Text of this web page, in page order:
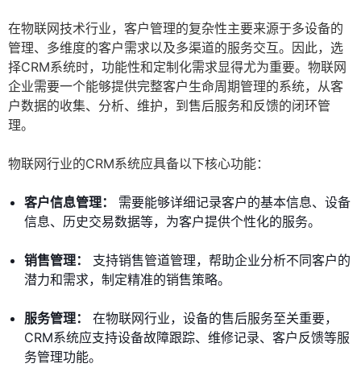
在物联网技术行业，客户管理的复杂性主要来源于多设备的
管理、多维度的客户需求以及多渠道的服务交互。因此，选
择CRM系统时，功能性和定制化需求显得尤为重要。物联网
企业需要一个能够提供完整客户生命周期管理的系统，从客
户数据的收集、分析、维护，到售后服务和反馈的闭环管
理。
物联网行业的CRM系统应具备以下核心功能：
客户信息管理：
需要能够详细记录客户的基本信息、设备
信息、历史交易数据等，为客户提供个性化的服务。
销售管理：
支持销售管道管理，帮助企业分析不同客户的
潜力和需求，制定精准的销售策略。
服务管理：
在物联网行业，设备的售后服务至关重要，
CRM系统应支持设备故障跟踪、维修记录、客户反馈等服
务管理功能。